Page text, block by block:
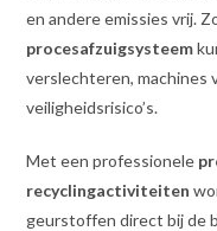
en andere emissies vrij.
procesafzuigsysteem
verslechteren, machines
veiligheidsrisico’s.
Met een professionele
recyclingactiviteiten
geurstoffen direct bij de